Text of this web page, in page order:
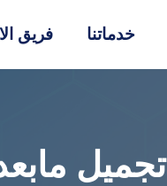
خدماتنا فريق
تجميل